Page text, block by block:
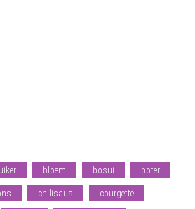
bloem bosui boter
chilisaus courgette